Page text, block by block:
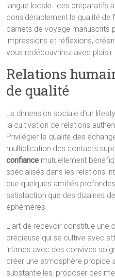
langue locale : ces préparatifs
considérablement la qualité de
carnets de voyage manuscrits
impressions et réflexions,
vous redécouvrirez avec plaisir.
Relations
de qualité
La dimension sociale d’un
la cultivation de relations
Privilégier la qualité des
multiplication des contacts
confiance mutuellement
spécialisés dans les relations
que quelques amitiés
satisfaction que des dizaines
éphémères.
L’art de recevoir constitue une
précieuse qui se cultive avec
intimes avec des convives
créer une atmosphère propice
substantielles, proposer des